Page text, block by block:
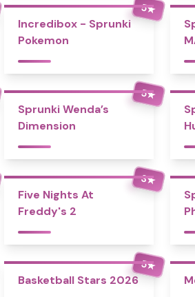
5★
Incredibox - Sprunki
Pokemon
5★
Sprunki Wenda’s
Dimension
3★
Five Nights At
Freddy's 2
5★
Basketball Stars 2026